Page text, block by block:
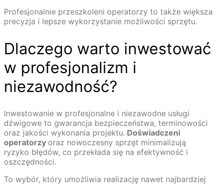
Profesjonalnie przeszkoleni operatorzy to także większa
precyzja i lepsze wykorzystanie możliwości sprzętu.
Dlaczego warto inwestować
w profesjonalizm i
niezawodność?
Inwestowanie w profesjonalne i niezawodne usługi
dźwigowe to gwarancja bezpieczeństwa, terminowości
oraz jakości wykonania projektu. Doświadczeni
operatorzy oraz nowoczesny sprzęt minimalizują
ryzyko błędów, co przekłada się na efektywność i
oszczędności.
To wybór, który umożliwia realizację nawet najbardziej